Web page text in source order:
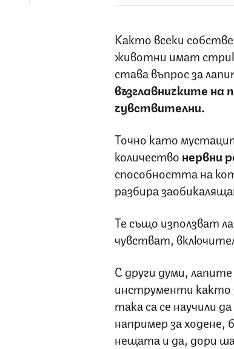
Както всеки
животни имат
става въпрос за
възглавничките
чувствителни.
Точно като
количество нервни
способността на
разбира
Те също използват
чувстват,
С други думи,
инструменти както
така са се научили
например за ходене,
нещата и да, дори